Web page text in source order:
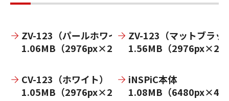
ZV-123（パールホワイト）
1.06MB（2976px×2268px）
ZV-123（マットブラッ
1.56MB（
CV-123（ホワイト）
1.05MB（2976px×2268px）
iNSPiC本体
1.08MB（